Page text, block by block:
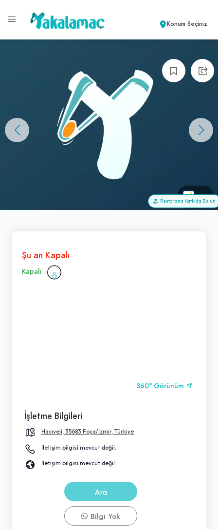
Konum Seçiniz
+0
Restorana Katkıda Bulun
Şu an Kapalı
Kapalı
360° Görünüm
İşletme Bilgileri
Hacıveli, 35683 Foça/İzmir, Türkiye
İletişim bilgisi mevcut değil.
İletişim bilgisi mevcut değil.
Ara
Bilgi Yok